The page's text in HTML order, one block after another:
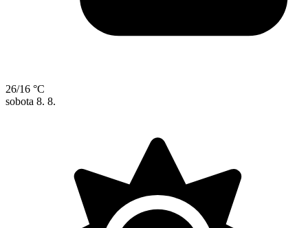
26/16 °C
sobota 8. 8.